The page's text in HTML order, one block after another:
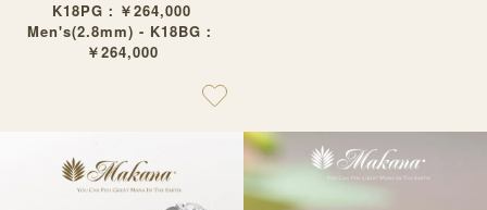
K18PG：￥264,000
Men's(2.8mm) - K18BG：
￥264,000